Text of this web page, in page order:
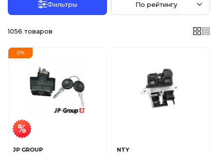
DS
FIAT
FORD USA
GEELY
Фильтры По рейтингу
1056 товаров
-5%
JP GROUP NTY